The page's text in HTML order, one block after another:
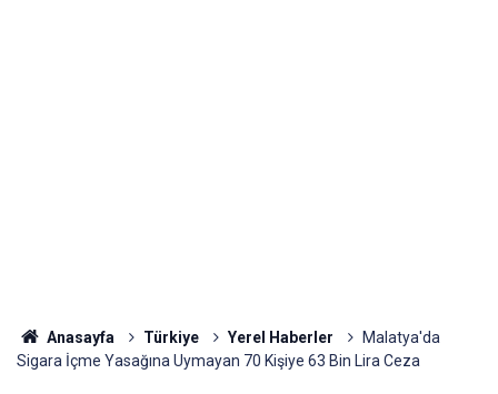
Anasayfa Türkiye Yerel Haberler
Malatya'da
Sigara İçme Yasağına Uymayan 70 Kişiye 63 Bin Lira Ceza